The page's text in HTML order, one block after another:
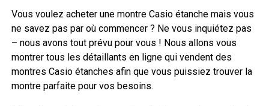
Vous voulez acheter une montre Casio étanche mais vous
ne savez pas par où commencer ? Ne vous inquiétez pas
– nous avons tout prévu pour vous ! Nous allons vous
montrer tous les détaillants en ligne qui vendent des
montres Casio étanches afin que vous puissiez trouver la
montre parfaite pour vos besoins.